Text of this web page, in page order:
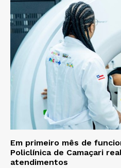
Em primeiro mês de
Policlínica de Camaçari
atendimentos